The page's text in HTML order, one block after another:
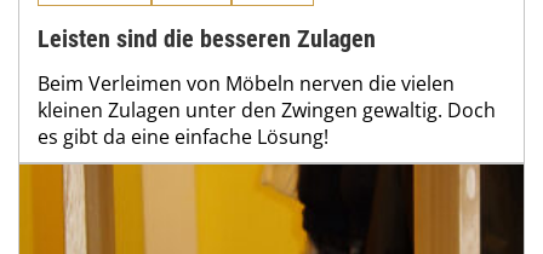
Leisten sind die besseren Zulagen
Beim Verleimen von Möbeln nerven die vielen
kleinen Zulagen unter den Zwingen gewaltig. Doch
es gibt da eine einfache Lösung!